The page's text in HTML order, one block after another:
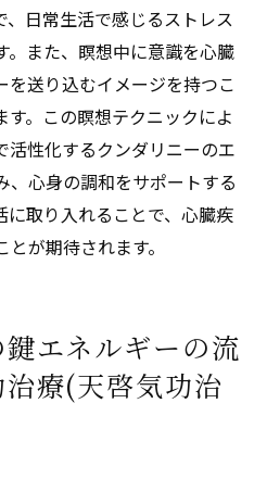
日常生活で感じるストレス
。また、瞑想中に意識を心臓
を送り込むイメージを持つこ
す。この瞑想テクニックによ
活性化するクンダリニーのエ
、心身の調和をサポートする
に取り入れることで、心臓疾
が期待されます。
エネルギーの流
療(天啓気功治